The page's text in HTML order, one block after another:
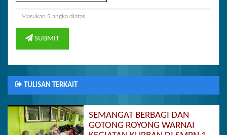
SUBMIT
TULISAN TERKAIT
SEMANGAT BERBAGI DAN
GOTONG ROYONG WARNAI